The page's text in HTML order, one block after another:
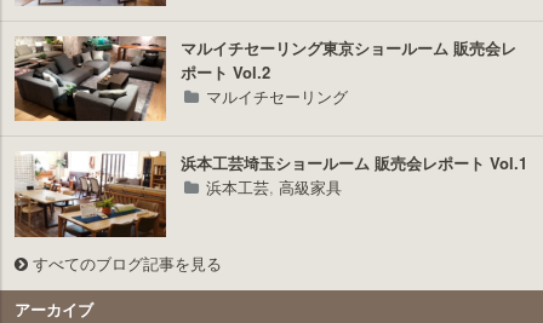
マルイチセーリング東京ショールーム 販売会レ
ポート Vol.2
マルイチセーリング
浜本工芸埼玉ショールーム 販売会レポート Vol.1
浜本工芸,高級家具
すべてのブログ記事を見る
アーカイブ